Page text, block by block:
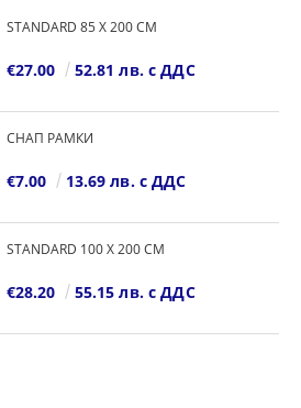
STANDARD 85 Х 200 СМ
€27.00 52.81 лв. с ДДС
СНАП РАМКИ
€7.00 13.69 лв. с ДДС
STANDARD 100 Х 200 СМ
€28.20 55.15 лв. с ДДС